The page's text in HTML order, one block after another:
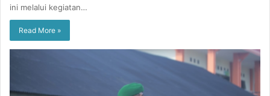
ini melalui kegiatan…
Read More »